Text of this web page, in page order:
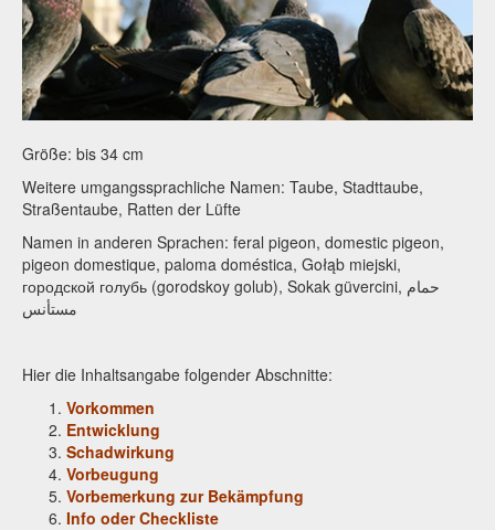
Größe: bis 34 cm
Weitere umgangssprachliche Namen: Taube, Stadttaube,
Straßentaube, Ratten der Lüfte
Namen in anderen Sprachen: feral pigeon, domestic pigeon,
pigeon domestique, paloma doméstica, Gołąb miejski,
городской голубь (gorodskoy golub), Sokak güvercini, حمام
مستأنس
Hier die Inhaltsangabe folgender Abschnitte:
Vorkommen
Entwicklung
Schadwirkung
Vorbeugung
Vorbemerkung zur Bekämpfung
Info oder Checkliste